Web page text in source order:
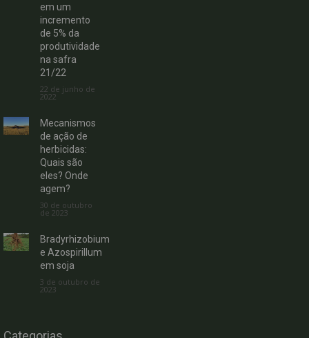
em um
incremento
de 5% da
produtividade
na safra
21/22
22 de junho de
2022
Mecanismos
de ação de
herbicidas:
Quais são
eles? Onde
agem?
30 de outubro
de 2023
Bradyrhizobium
e Azospirillum
em soja
3 de outubro de
2023